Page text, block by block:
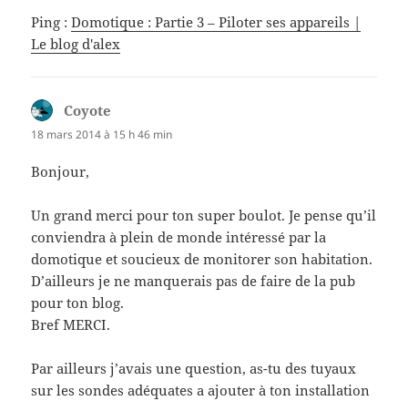
Ping :Domotique : Partie 3 – Piloter ses appareils |
Le blog d'alex
Coyote
18 mars 2014 à 15 h 46 min
Bonjour,
Un grand merci pour ton super boulot. Je pense qu’il
conviendra à plein de monde intéressé par la
domotique et soucieux de monitorer son habitation.
D’ailleurs je ne manquerais pas de faire de la pub
pour ton blog.
Bref MERCI.
Par ailleurs j’avais une question, as-tu des tuyaux
sur les sondes adéquates a ajouter à ton installation